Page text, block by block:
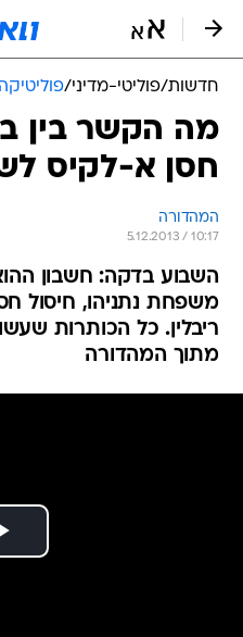
חדשות/פוליטי-מדיני/
מה הקשר בין
חסן א-לקיס
המהדורה
5.12.2013 / 10:17
השבוע בדקה: חשבון
משפחת נתניהו, חיסול
ריבלין. כל הכותרות
מתוך המהדורה